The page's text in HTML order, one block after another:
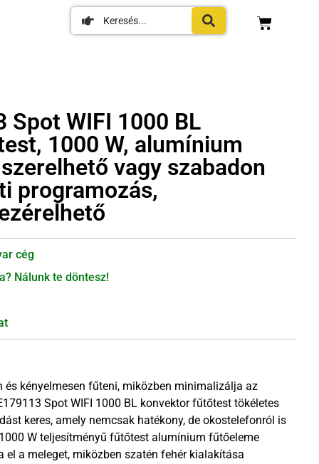
Spot WIFI 1000 BL
1000 W, alumínium
vagy szabadon
programozás,
cég
Nálunk te döntesz!
és kényelmesen fűteni, miközben minimalizálja az
Spot WIFI 1000 BL konvektor fűtőtest tökéletes
keres, amely nemcsak hatékony, de okostelefonról is
W teljesítményű fűtőtest alumínium fűtőeleme
el a meleget, miközben szatén fehér kialakítása